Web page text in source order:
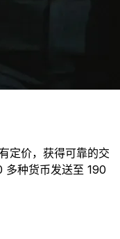
定价，获得可靠的交
多种货币发送至 190